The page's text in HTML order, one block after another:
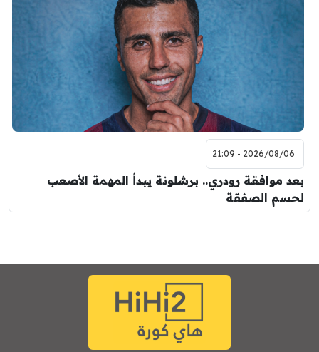
2026/08/06 - 21:09
بعد موافقة رودري.. برشلونة يبدأ المهمة الأصعب
لحسم الصفقة